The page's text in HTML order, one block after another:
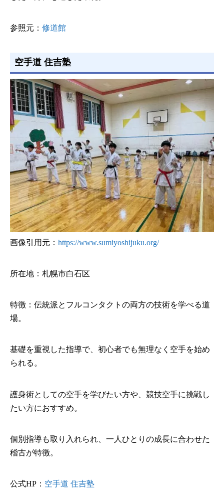
参照元： 修道館
空手道 住吉塾
画像引用元： https://www.sumiyoshijuku.org/
所在地：札幌市白石区
特徴：伝統派とフルコンタクトの両方の技術を学べる道
場。
基礎を重視した指導で、初心者でも無理なく空手を始め
られる。
護身術としての空手を学びたい方や、競技空手に挑戦し
たい方におすすめ。
個別指導も取り入れられ、一人ひとりの成長に合わせた
稽古が特徴。
公式HP： 空手道 住吉塾